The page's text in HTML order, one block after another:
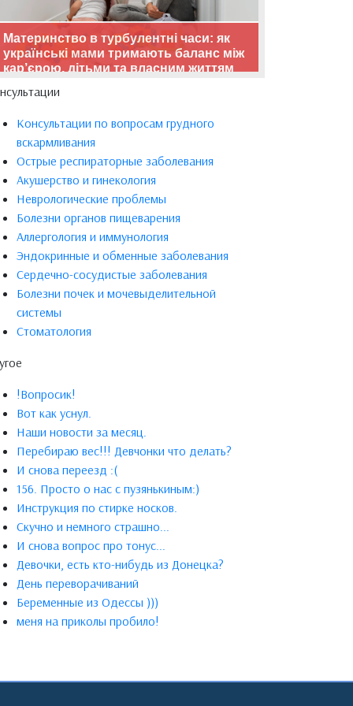
Материнство в турбулентні часи: як
українські мами тримають баланс між
кар’єрою, дітьми та власним життям
Консультации по вопросам грудного
вскармливания
Острые респираторные заболевания
Акушерство и гинекология
Неврологические проблемы
Болезни органов пищеварения
Аллергология и иммунология
Эндокринные и обменные заболевания
Сердечно-сосудистые заболевания
Болезни почек и мочевыделительной
системы
Стоматология
!Вопросик!
Вот как уснул.
Наши новости за месяц.
Перебираю вес!!! Девчонки что делать?
И снова переезд :(
156. Просто о нас с пузянькиным:)
Инструкция по стирке носков.
Скучно и немного страшно...
И снова вопрос про тонус...
Девочки, есть кто-нибудь из Донецка?
День переворачиваний
Беременные из Одессы )))
меня на приколы пробило!